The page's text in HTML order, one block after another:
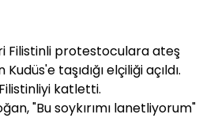
Filistinli protestoculara ateş
taşıdığı elçiliği açıldı.
katletti.
"Bu soykırımı lanetliyorum"